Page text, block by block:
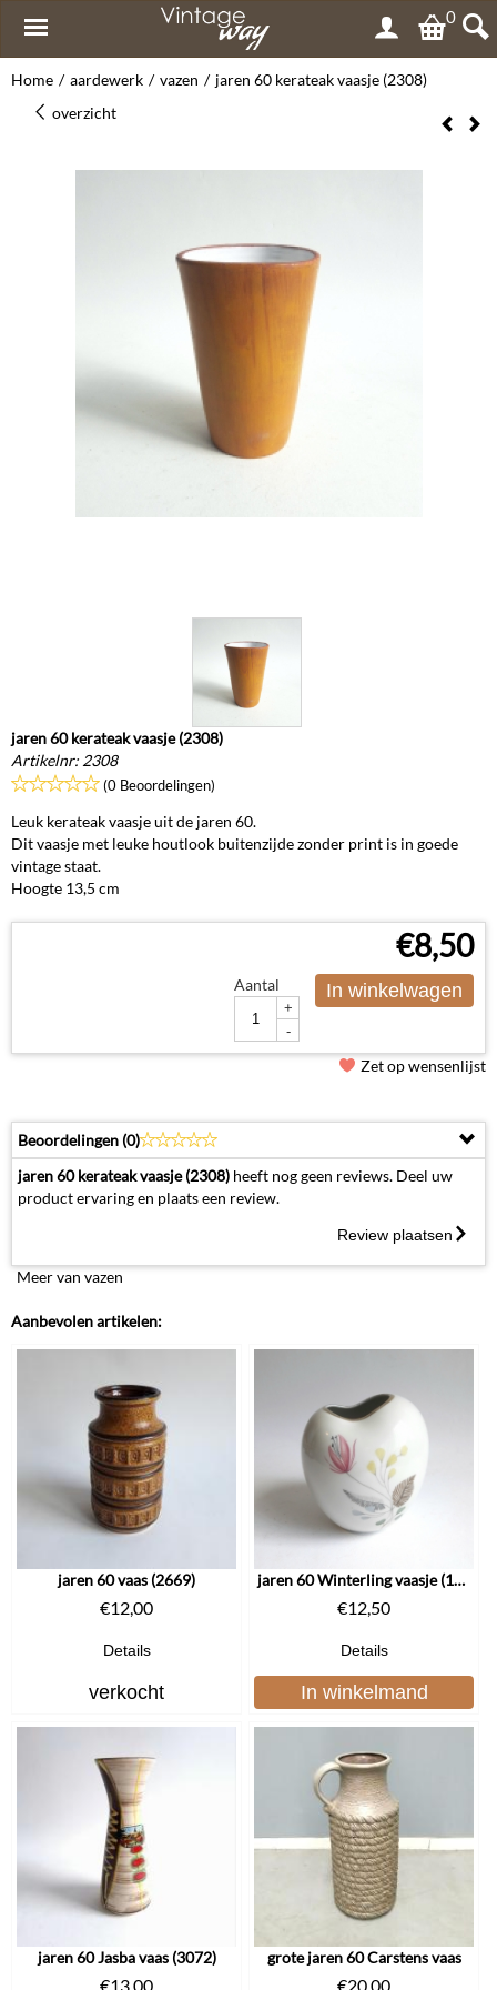
0
Home / aardewerk / vazen / jaren 60 kerateak vaasje (2308)
overzicht
jaren 60 kerateak vaasje (2308)
Artikelnr: 2308
(0 Beoordelingen)
Leuk kerateak vaasje uit de jaren 60.
Dit vaasje met leuke houtlook buitenzijde zonder print is in goede
vintage staat.
Hoogte 13,5 cm
€8,50
Aantal
+
-
In winkelwagen
Zet op wensenlijst
Beoordelingen (0)
jaren 60 kerateak vaasje (2308) heeft nog geen reviews. Deel uw
product ervaring en plaats een review.
Review plaatsen
Meer van vazen
Aanbevolen artikelen:
jaren 60 vaas (2669)
€12,00
Details
verkocht
jaren 60 Winterling vaasje (1776)
€12,50
Details
In winkelmand
jaren 60 Jasba vaas (3072)
€13,00
grote jaren 60 Carstens vaas
€20,00